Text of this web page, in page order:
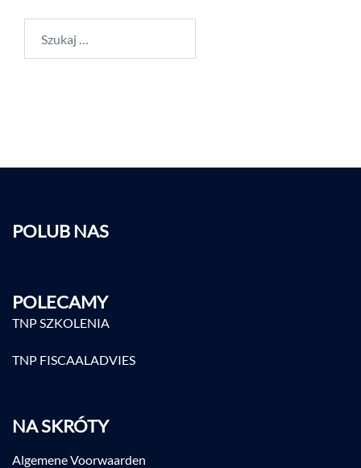
POLUB NAS
POLECAMY
TNP SZKOLENIA
TNP FISCAALADVIES
NA SKRÓTY
Algemene Voorwaarden